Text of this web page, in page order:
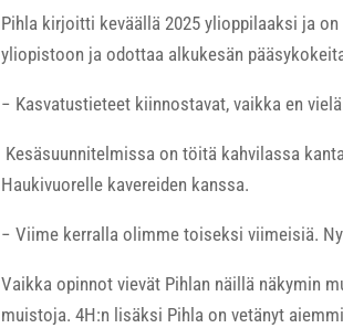
Pihla kirjoitti keväällä 2025 ylioppilaaksi ja
yliopistoon ja odottaa alkukesän
− Kasvatustieteet kiinnostavat, vaikka en
Kesäsuunnitelmissa on töitä kahvilassa
Haukivuorelle kavereiden kanssa.
− Viime kerralla olimme toiseksi viimeisiä.
Vaikka opinnot vievät Pihlan näillä näkymin
muistoja. 4H:n lisäksi Pihla on vetänyt